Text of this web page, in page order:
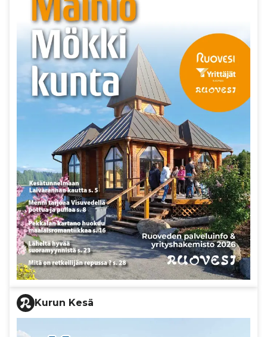
Kurun Kesä